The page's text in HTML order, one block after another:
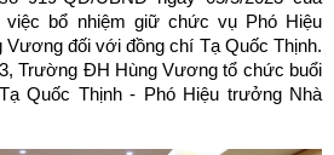
việc bổ nhiệm giữ chức vụ Phó Hiệu
đối với đồng chí Tạ Quốc Thịnh.
Trường ĐH Hùng Vương tổ chức buổi
Quốc Thịnh - Phó Hiệu trưởng Nhà